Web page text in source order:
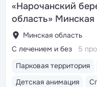
«Нарочанский
область» Минская
Минская область
Парковая территория
Детская анимация
С лечением и без 5